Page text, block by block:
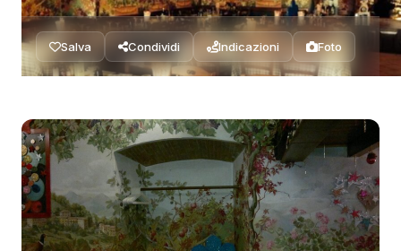
Salva Condividi Indicazioni Foto